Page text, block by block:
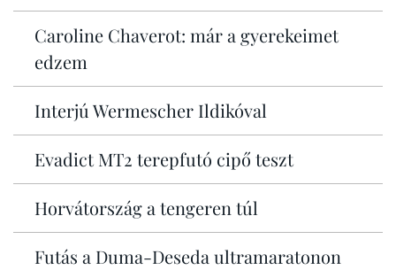
Caroline Chaverot: már a gyerekeimet
edzem
Interjú Wermescher Ildikóval
Evadict MT2 terepfutó cipő teszt
Horvátország a tengeren túl
Futás a Duma-Deseda ultramaratonon